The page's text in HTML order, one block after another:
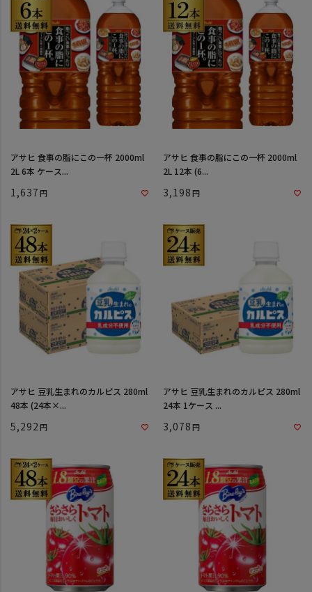
アサヒ 食事の脂にこの一杯 2000ml
2L 6本 ケース...
1,637
アサヒ 食事の脂にこの一杯 2000ml
2L 12本 (6...
3,198
アサヒ 豆乳生まれのカルピス 280ml
48本 (24本×...
5,292
アサヒ 豆乳生まれのカルピス 280ml
24本 1ケース ...
3,078